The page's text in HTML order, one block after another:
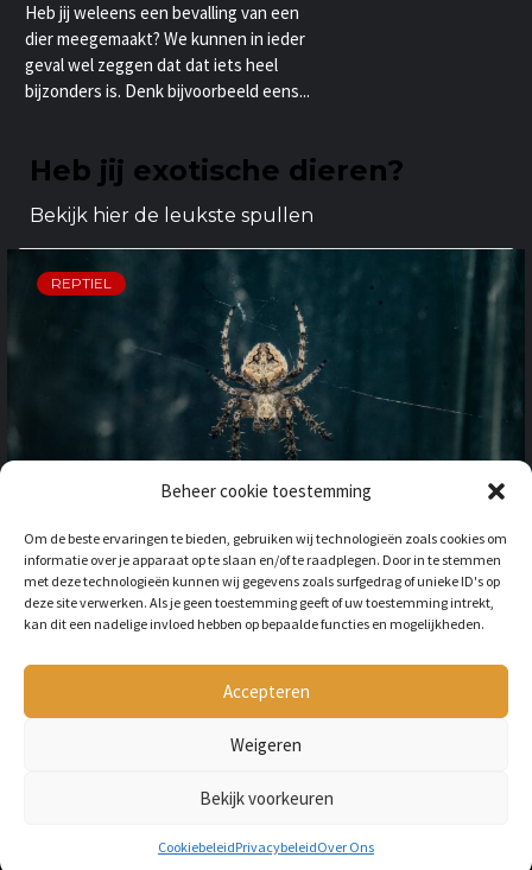
Beheer cookie toestemming
Om de beste ervaringen te bieden, gebruiken wij technologieën zoals cookies om
informatie over je apparaat op te slaan en/of te raadplegen. Door in te stemmen
met deze technologieën kunnen wij gegevens zoals surfgedrag of unieke ID's op
deze site verwerken. Als je geen toestemming geeft of uw toestemming intrekt,
kan dit een nadelige invloed hebben op bepaalde functies en mogelijkheden.
Accepteren
Weigeren
Bekijk voorkeuren
CookiebeleidPrivacybeleidOver Ons
Heb jij weleens een bevalling van een
dier meegemaakt? We kunnen in ieder
geval wel zeggen dat dat iets heel
bijzonders is. Denk bijvoorbeeld eens...
Heb jij exotische dieren?
Bekijk hier de leukste spullen
REPTIEL
BUITENLAND: HOE HOUD JE
REKENING MET
ONGEWENSTE DIEREN?
BY LILIAN 3 JAAR AGO
Als je op vakantie gaat naar het
buitenland, is niet alleen het cultuur en
de temperatuur anders, ook kan het zijn
dat er verschillende dieren...
Copyright © All rights reserved Petmania.nl.